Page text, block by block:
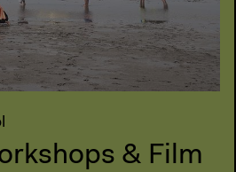
& Film